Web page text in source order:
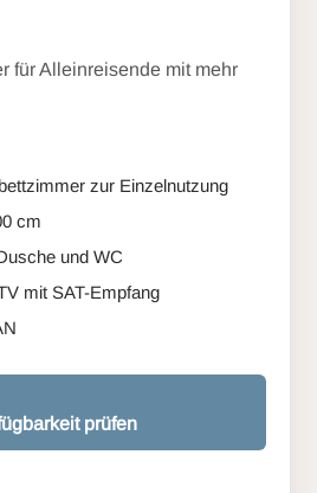
für Alleinreisende mit mehr
zur Einzelnutzung
cm
und WC
mit SAT-Empfang
prüfen